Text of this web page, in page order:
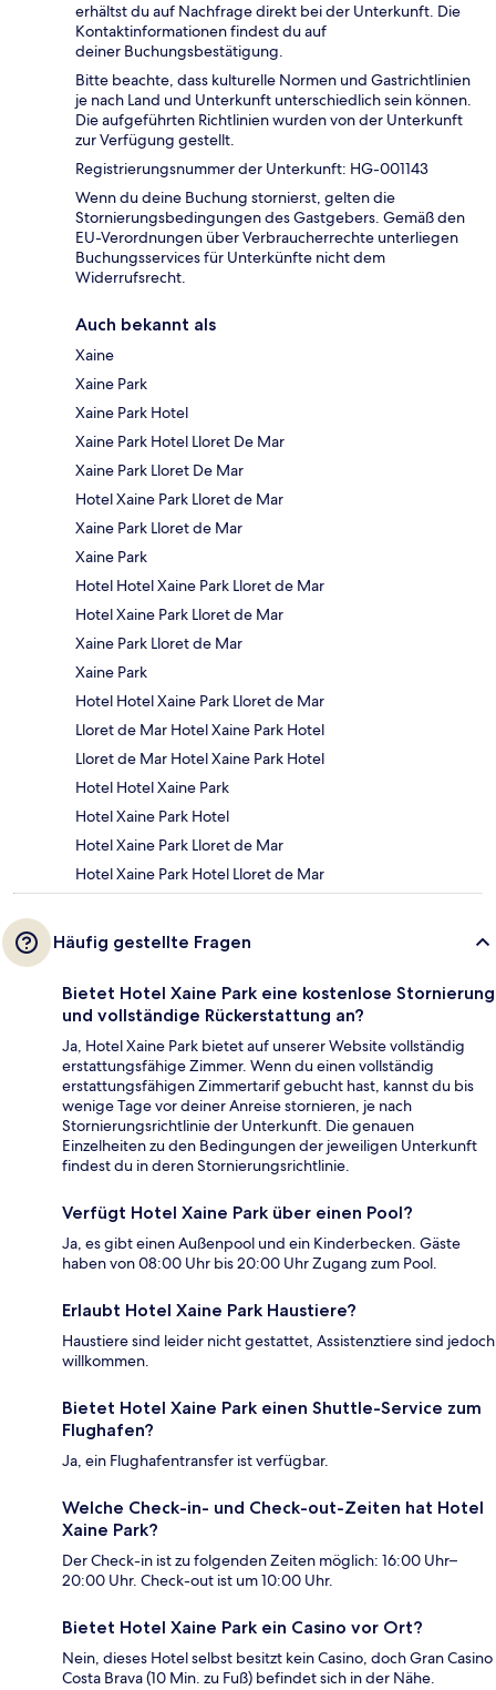
erhältst du auf Nachfrage direkt bei der Unterkunft. Die
Kontaktinformationen findest du auf
deiner Buchungsbestätigung.
Bitte beachte, dass kulturelle Normen und Gastrichtlinien
je nach Land und Unterkunft unterschiedlich sein können.
Die aufgeführten Richtlinien wurden von der Unterkunft
zur Verfügung gestellt.
Registrierungsnummer der Unterkunft: HG-001143
Wenn du deine Buchung stornierst, gelten die
Stornierungsbedingungen des Gastgebers. Gemäß den
EU-Verordnungen über Verbraucherrechte unterliegen
Buchungsservices für Unterkünfte nicht dem
Widerrufsrecht.
Auch bekannt als
Xaine
Xaine Park
Xaine Park Hotel
Xaine Park Hotel Lloret De Mar
Xaine Park Lloret De Mar
Hotel Xaine Park Lloret de Mar
Xaine Park Lloret de Mar
Xaine Park
Hotel Hotel Xaine Park Lloret de Mar
Hotel Xaine Park Lloret de Mar
Xaine Park Lloret de Mar
Xaine Park
Hotel Hotel Xaine Park Lloret de Mar
Lloret de Mar Hotel Xaine Park Hotel
Lloret de Mar Hotel Xaine Park Hotel
Hotel Hotel Xaine Park
Hotel Xaine Park Hotel
Hotel Xaine Park Lloret de Mar
Hotel Xaine Park Hotel Lloret de Mar
Häufig gestellte Fragen
Bietet Hotel Xaine Park eine kostenlose Stornierung
und vollständige Rückerstattung an?
Ja, Hotel Xaine Park bietet auf unserer Website vollständig
erstattungsfähige Zimmer. Wenn du einen vollständig
erstattungsfähigen Zimmertarif gebucht hast, kannst du bis
wenige Tage vor deiner Anreise stornieren, je nach
Stornierungsrichtlinie der Unterkunft. Die genauen
Einzelheiten zu den Bedingungen der jeweiligen Unterkunft
findest du in deren Stornierungsrichtlinie.
Verfügt Hotel Xaine Park über einen Pool?
Ja, es gibt einen Außenpool und ein Kinderbecken. Gäste
haben von 08:00 Uhr bis 20:00 Uhr Zugang zum Pool.
Erlaubt Hotel Xaine Park Haustiere?
Haustiere sind leider nicht gestattet, Assistenztiere sind jedoch
willkommen.
Bietet Hotel Xaine Park einen Shuttle-Service zum
Flughafen?
Ja, ein Flughafentransfer ist verfügbar.
Welche Check-in- und Check-out-Zeiten hat Hotel
Xaine Park?
Der Check-in ist zu folgenden Zeiten möglich: 16:00 Uhr–
20:00 Uhr. Check-out ist um 10:00 Uhr.
Bietet Hotel Xaine Park ein Casino vor Ort?
Nein, dieses Hotel selbst besitzt kein Casino, doch Gran Casino
Costa Brava (10 Min. zu Fuß) befindet sich in der Nähe.